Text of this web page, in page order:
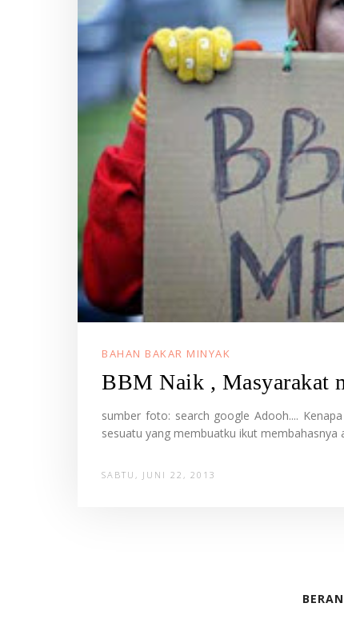
BAHAN BAKAR MINYAK
BBM Naik , Masyarakat
sumber foto: search google Adooh....
sesuatu yang membuatku ikut membahasnya
SABTU, JUNI 22, 2013